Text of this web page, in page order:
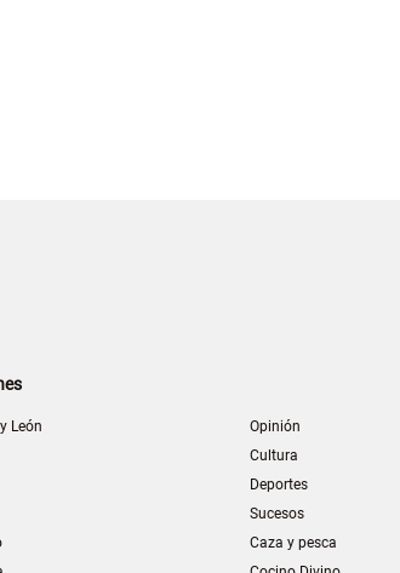
León
Opinión
Cultura
Deportes
Sucesos
Caza y pesca